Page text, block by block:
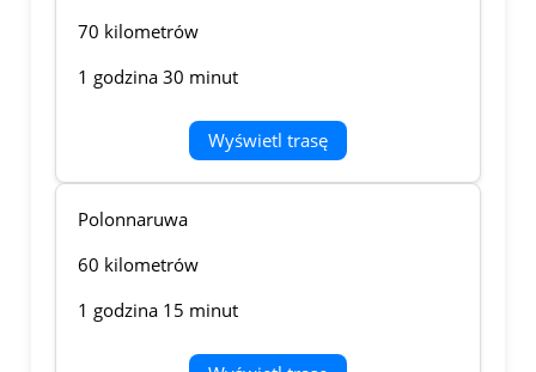
70 kilometrów
1 godzina 30 minut
Wyświetl trasę
Polonnaruwa
60 kilometrów
1 godzina 15 minut